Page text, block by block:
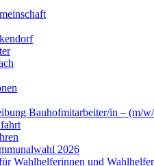
Bauhofmitarbeiter/in – (m/
2026
Wahlhelferinnen und Wahlhelfer